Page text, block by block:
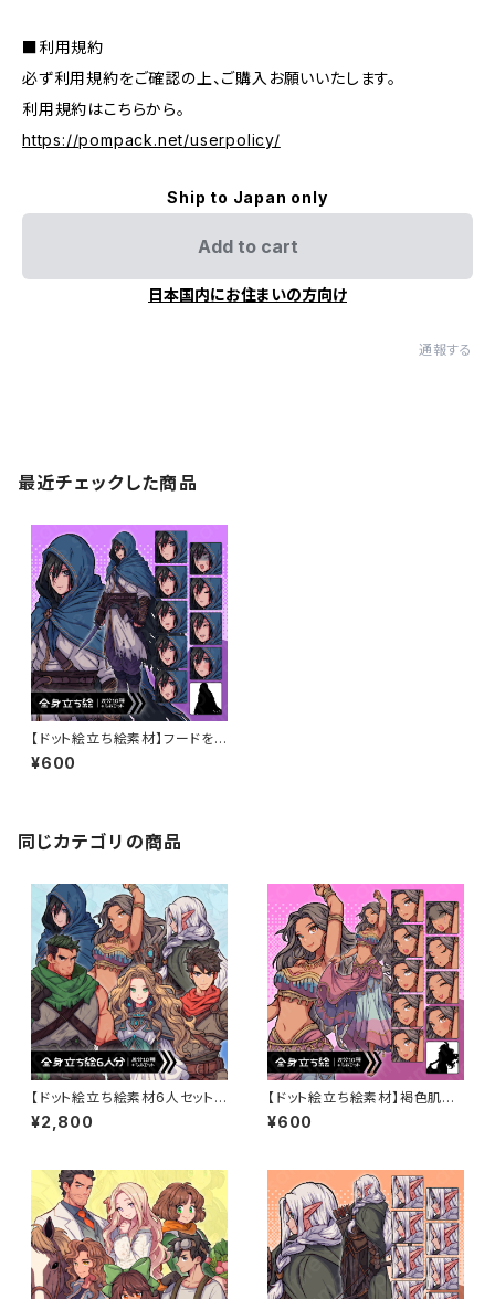
■利用規約
必ず利用規約をご確認の上、ご購入お願いいたします。
利用規約はこちらから。
https://pompack.net/userpolicy/
Ship to Japan only
Add to cart
日本国内にお住まいの方向け
通報する
最近チェックした商品
【ドット絵立ち絵素材】フードを
被った黒髪のアサシン風男性キ
ャラクターイラスト・ファンタジ
¥600
同じカテゴリの商品
【ドット絵立ち絵素材6人セット】
ファンタジーセットA・冒険パー
ティ男性女性キャラクターイラス
種＋α
¥2,800
【ドット絵立ち絵素材】褐色肌の
踊り子風女性キャラクターイラス
ト・ファンタジー・茶髪ロングヘ
¥600